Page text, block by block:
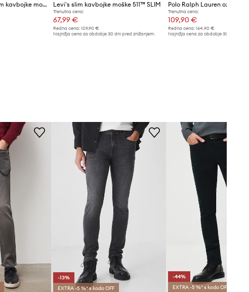
Polo Ralph Lauren slim kavbojke moške Levi's slim kavbojke moške 511™ SLIM
Trenutna cena:
67,99 €
Redna cena:109,90 €
Najnižja cena za obdobje 30 dni pred znižanjem:
Trenutna cena:
109,90 €
Redna cena: 164,90 €
Najnižja cena za obdobje 30 dni pred
-13%
EXTRA -5 %* s kodo OFF
-44%
EXTRA -5 %* s kodo OFF